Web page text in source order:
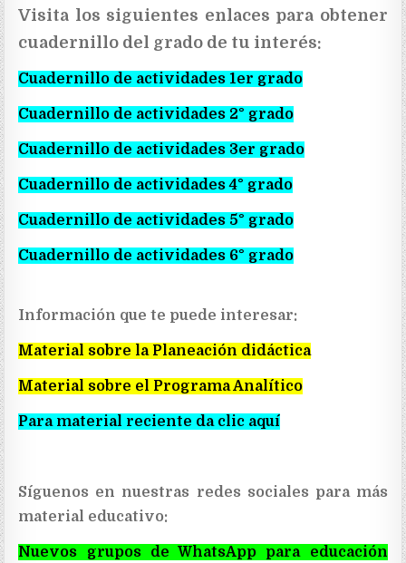
Visita los siguientes enlaces para obtener
cuadernillo del grado de tu interés:
Cuadernillo de actividades 1er grado
Cuadernillo de actividades 2° grado
Cuadernillo de actividades 3er grado
Cuadernillo de actividades 4° grado
Cuadernillo de actividades 5° grado
Cuadernillo de actividades 6° grado
Información que te puede interesar:
Material sobre la Planeación didáctica
Material sobre el Programa Analítico
Para material reciente da clic aquí
Síguenos en nuestras redes sociales para más
material educativo:
Nuevos grupos de WhatsApp para educación